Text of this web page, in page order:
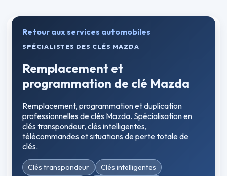
Retour aux services automobiles
SPÉCIALISTES DES CLÉS MAZDA
Remplacement et
programmation de clé Mazda
Remplacement, programmation et duplication
professionnelles de clés Mazda. Spécialisation en
clés transpondeur, clés intelligentes,
télécommandes et situations de perte totale de
clés.
Clés transpondeur
Clés intelligentes